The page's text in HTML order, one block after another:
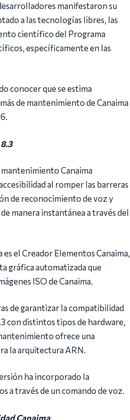
manifestaron su
a las tecnologías libres, las
científico del Programa
específicamente en las
conocer que se estima
de mantenimiento de Canaima
Canaima
al romper las barreras
de reconocimiento de voz y
manera instantánea a través del
el Creador Elementos Canaima,
gráfica automatizada que
ISO de Canaima.
de garantizar la compatibilidad
con distintos tipos de hardware,
ofrece una
la arquitectura ARN.
ha incorporado la
a través de un comando de voz.
Canaima